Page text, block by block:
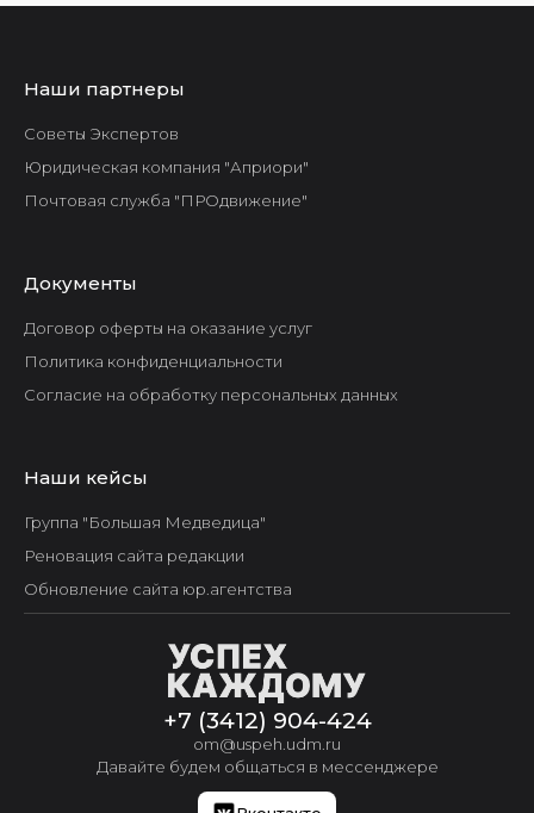
Наши партнеры
Советы Экспертов
Юридическая компания "Априори"
Почтовая служба "ПРОдвижение"
Документы
Договор оферты на оказание услуг
Политика конфиденциальности
Согласие на обработку персональных данных
Наши кейсы
Группа "Большая Медведица"
Реновация сайта редакции
Обновление сайта юр.агентства
+7 (3412) 904-424
om@uspeh.udm.ru
Давайте будем общаться в мессенджере